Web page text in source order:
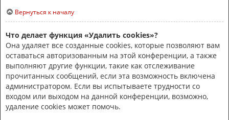
Вернуться к началу
Что делает функция «Удалить cookies»?
Она удаляет все созданные cookies, которые позволяют вам
оставаться авторизованным на этой конференции, а также
выполняют другие функции, такие как отслеживание
прочитанных сообщений, если эта возможность включена
администратором. Если вы испытываете трудности со
входом или выходом на данной конференции, возможно,
удаление cookies может помочь.